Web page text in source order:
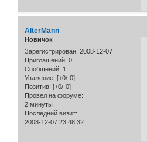
AlterMann
Новичок
Зарегистрирован: 2008-12-07
Приглашений: 0
Сообщений: 1
Уважение: [+0/-0]
Позитив: [+0/-0]
Провел на форуме:
2 минуты
Последний визит:
2008-12-07 23:48:32